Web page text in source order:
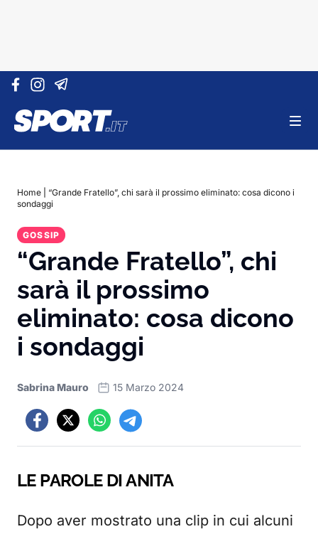
Vai al contenuto
Home
“Grande Fratello”, chi sarà il prossimo eliminato: cosa dicono i
sondaggi
GOSSIP
“Grande Fratello”, chi
sarà il prossimo
eliminato: cosa dicono
i sondaggi
Sabrina Mauro 15 Marzo 2024
LE PAROLE DI ANITA
Dopo aver mostrato una clip in cui alcuni